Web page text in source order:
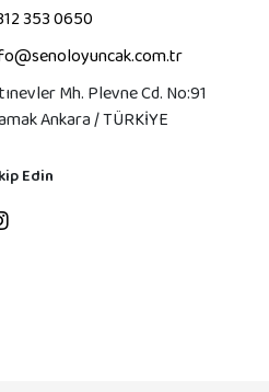
353 0650
Mh. Plevne Cd. No:91
Ankara / TÜRKİYE
Edin